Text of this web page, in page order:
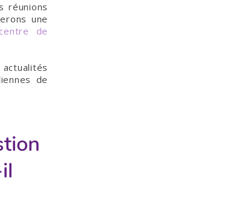
réunions
une
centre de
de